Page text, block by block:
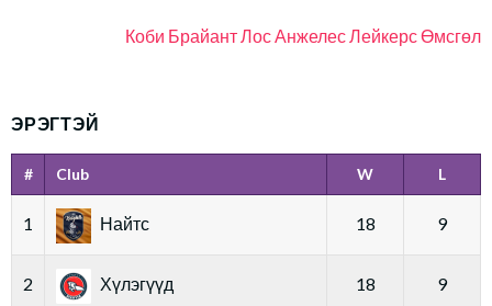
Коби БрайантЛос Анжелес ЛейкерсӨмсгөл
ЭРЭГТЭЙ
# Club W L
1 Найтс 18 9
2 Хүлэгүүд 18 9